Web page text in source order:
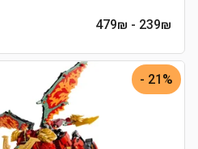
239₪
- 479₪
21% -